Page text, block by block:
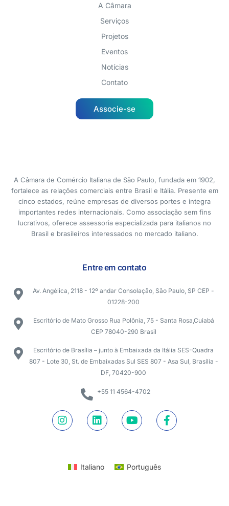
A Câmara
Serviços
Projetos
Eventos
Notícias
Contato
Associe-se
A Câmara de Comércio Italiana de São Paulo, fundada em 1902,
fortalece as relações comerciais entre Brasil e Itália. Presente em
cinco estados, reúne empresas de diversos portes e integra
importantes redes internacionais. Como associação sem fins
lucrativos, oferece assessoria especializada para italianos no
Brasil e brasileiros interessados no mercado italiano.
Entre em contato
Av. Angélica, 2118 - 12º andar Consolação, São Paulo, SP CEP -
01228-200
Escritório de Mato Grosso Rua Polônia, 75 - Santa Rosa,Cuiabá
CEP 78040-290 Brasil
Escritório de Brasília – junto à Embaixada da Itália SES-Quadra
807 - Lote 30, St. de Embaixadas Sul SES 807 - Asa Sul, Brasília -
DF, 70420-900
+55 11 4564-4702
Italiano Português